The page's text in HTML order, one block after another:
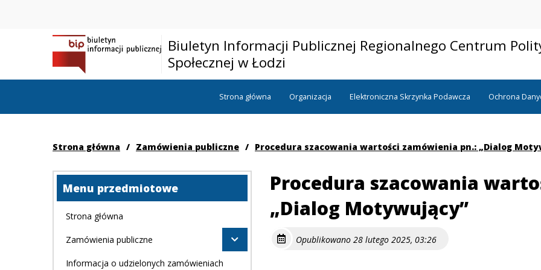
Biuletyn Informacji Publicznej Regionalnego Centrum
Społecznej w Łodzi
Strona główna Organizacja Elektroniczna Skrzynka Podawcza Ochrona
Strona główna / Zamówienia publiczne / Procedura szacowania wartości zamówienia pn.: „Dialog
Menu przedmiotowe
Strona główna
Zamówienia publiczne
Informacja o udzielonych zamówieniach
Procedura szacowania
„Dialog Motywujący”
Opublikowano 28 lutego 2025, 03:26